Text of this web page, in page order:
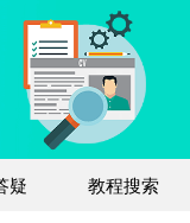
疑 教程搜索